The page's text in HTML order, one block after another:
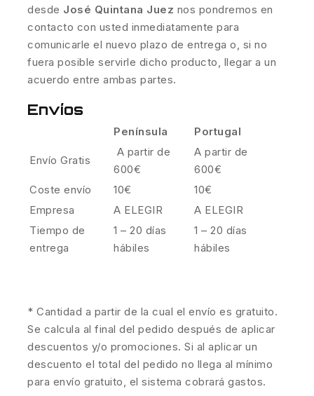
desde José Quintana Juez nos pondremos en
contacto con usted inmediatamente para
comunicarle el nuevo plazo de entrega o, si no
fuera posible servirle dicho producto, llegar a un
acuerdo entre ambas partes.
Envíos
Península Portugal
Envío Gratis
A partir de
600€
A partir de
600€
Coste envío
10€
10€
Empresa
A ELEGIR
A ELEGIR
Tiempo de
entrega
1 – 20 días
hábiles
1 – 20 días
hábiles
* Cantidad a partir de la cual el envío es gratuito.
Se calcula al final del pedido después de aplicar
descuentos y/o promociones. Si al aplicar un
descuento el total del pedido no llega al mínimo
para envío gratuito, el sistema cobrará gastos.